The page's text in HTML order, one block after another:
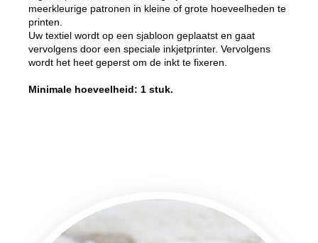
meerkleurige patronen in kleine of grote hoeveelheden te
printen.
Uw textiel wordt op een sjabloon geplaatst en gaat
vervolgens door een speciale inkjetprinter. Vervolgens
wordt het heet geperst om de inkt te fixeren.
Minimale hoeveelheid: 1 stuk.